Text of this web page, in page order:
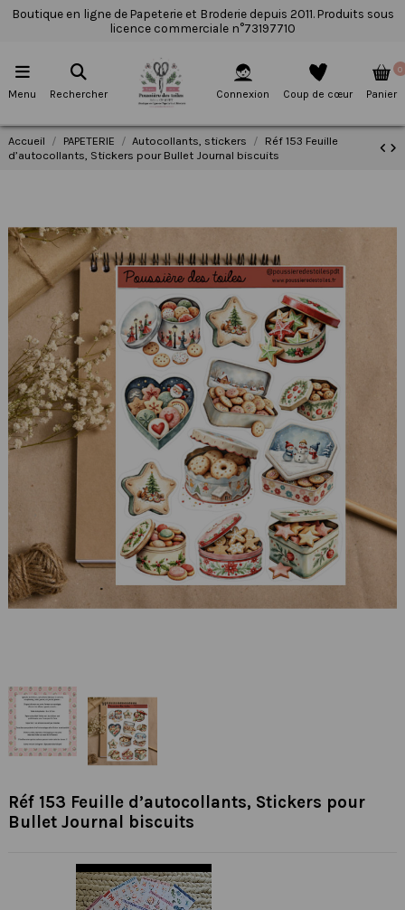
Boutique en ligne de Papeterie et Broderie depuis 2011. Produits sous
licence commerciale n°73197710
Menu Rechercher Connexion Coup de cœur
0
Panier
Accueil PAPETERIE Autocollants, stickers
Réf 153 Feuille
d’autocollants, Stickers pour Bullet Journal biscuits
Réf 153 Feuille d’autocollants, Stickers pour
Bullet Journal biscuits